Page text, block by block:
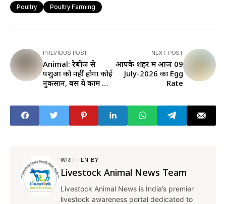
Poultry Poultry Farming
PREVIOUS POST
Animal: रेबीज से
पशुओं को नहीं होगा कोई
नुकसान, बस ये काम कर
NEXT POST
आपके शहर में आज 09
July-2026 का Egg
Rate
WRITTEN BY
Livestock Animal News Team
Livestock Animal News is India’s premier
livestock awareness portal dedicated to